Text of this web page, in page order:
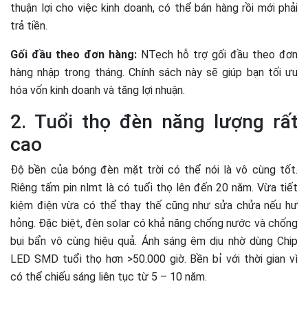
thuận lợi cho việc kinh doanh, có thể bán hàng rồi mới phải
trả tiền.
Gối đầu theo đơn hàng: NTech hỗ trợ gối đầu theo đơn
hàng nhập trong tháng. Chính sách này sẽ giúp bạn tối ưu
hóa vốn kinh doanh và tăng lợi nhuận.
2. Tuổi thọ đèn năng lượng rất
cao
Độ bền của bóng đèn mặt trời có thể nói là vô cùng tốt.
Riêng tấm pin nlmt là có tuổi thọ lên đến 20 năm. Vừa tiết
kiệm điện vừa có thể thay thế cũng như sửa chửa nếu hư
hỏng. Đặc biệt, đèn solar có khả năng chống nước và chống
bụi bẩn vô cùng hiệu quả. Ánh sáng êm dịu nhờ dùng Chip
LED SMD tuổi thọ hơn >50.000 giờ. Bền bỉ với thời gian vì
có thể chiếu sáng liên tục từ 5 – 10 năm.